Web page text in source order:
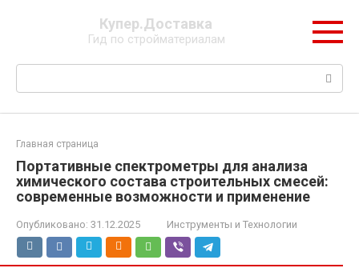
Купер.Доставка
Гид по стройматериалам
Поиск:
Главная страница
Портативные спектрометры для анализа
химического состава строительных смесей:
современные возможности и применение
Опубликовано: 31.12.2025 Инструменты и Технологии